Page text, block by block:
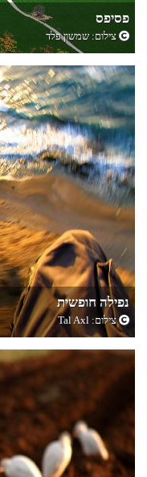
פסיפס
צילום:שמשון פלד
נפילה חופשית
צילום: Tal Axl